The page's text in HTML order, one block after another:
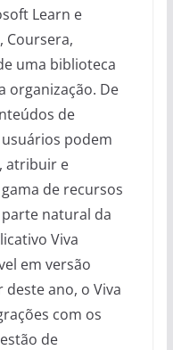
Learn e
Coursera,
uma biblioteca
organização. De
de
podem
atribuir e
de recursos
natural da
Viva
em versão
ano, o Viva
com os
de